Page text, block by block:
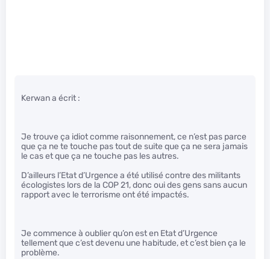
Kerwan a écrit :
Je trouve ça idiot comme raisonnement, ce n’est pas parce
que ça ne te touche pas tout de suite que ça ne sera jamais
le cas et que ça ne touche pas les autres.
D’ailleurs l’Etat d’Urgence a été utilisé contre des militants
écologistes lors de la COP 21, donc oui des gens sans aucun
rapport avec le terrorisme ont été impactés.
Je commence à oublier qu’on est en Etat d’Urgence
tellement que c’est devenu une habitude, et c’est bien ça le
problème.